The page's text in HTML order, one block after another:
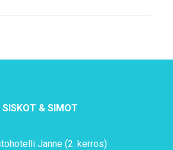
SISKOT & SIMOT
Janne (2. kerros)